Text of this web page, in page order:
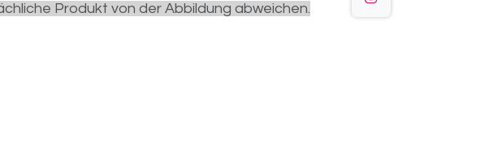
Produkt von der Abbildung abweichen.